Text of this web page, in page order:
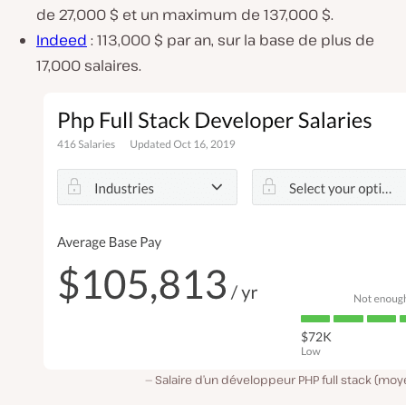
de 27,000 $ et un maximum de 137,000 $.
Indeed : 113,000 $ par an, sur la base de plus de
17,000 salaires.
Salaire d’un développeur PHP full stack